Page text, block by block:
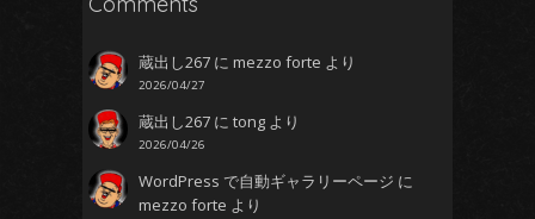
蔵出し267 にmezzo forte より
2026/04/27
蔵出し267 にtong より
2026/04/26
WordPress で自動ギャラリーページ に
mezzo forte より